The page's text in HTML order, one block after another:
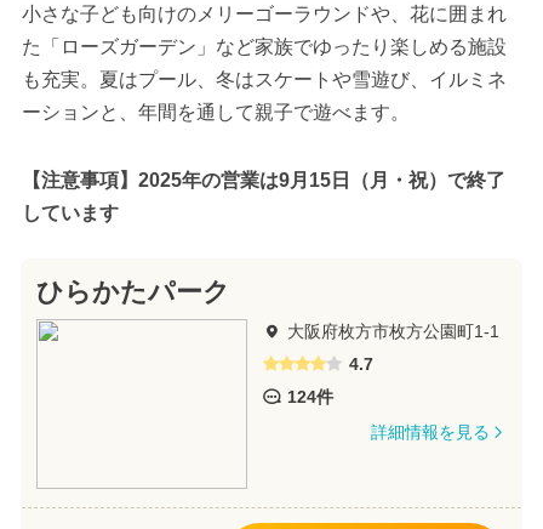
小さな子ども向けのメリーゴーラウンドや、花に囲まれ
た「ローズガーデン」など家族でゆったり楽しめる施設
も充実。夏はプール、冬はスケートや雪遊び、イルミネ
ーションと、年間を通して親子で遊べます。
【注意事項】2025年の営業は9月15日（月・祝）で終了
しています
ひらかたパーク
大阪府枚方市枚方公園町1-1
4.7
124件
詳細情報を見る